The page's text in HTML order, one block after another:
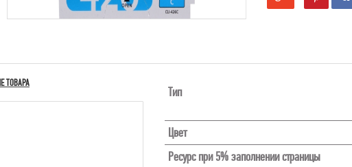
ТОВАРА
Тип
Цвет
Ресурс при 5% заполнении страницы